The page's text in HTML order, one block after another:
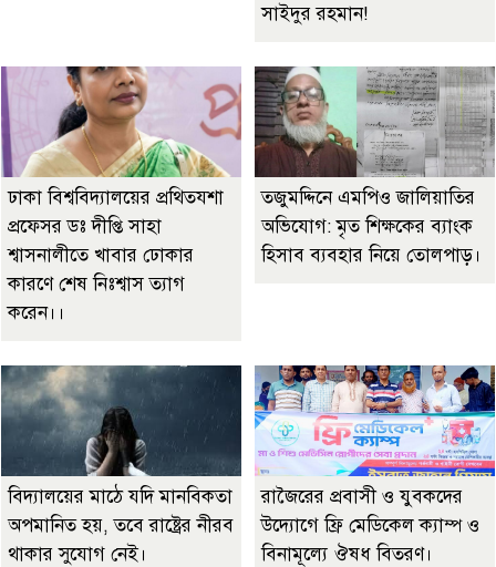
সাইদুর রহমান!
ঢাকা বিশ্ববিদ্যালয়ের প্রথিতযশা
প্রফেসর ডঃ দীপ্তি সাহা
শ্বাসনালীতে খাবার ঢোকার
কারণে শেষ নিঃশ্বাস ত্যাগ
করেন।।
তজুমদ্দিনে এমপিও জালিয়াতির
অভিযোগ: মৃত শিক্ষকের ব্যাংক
হিসাব ব্যবহার নিয়ে তোলপাড়।
বিদ্যালয়ের মাঠে যদি মানবিকতা
অপমানিত হয়, তবে রাষ্ট্রের নীরব
থাকার সুযোগ নেই।
রাজৈরের‌ প্রবাসী ও যুবকদের
উদ্যোগে ফ্রি মেডিকেল ক্যাম্প ও
বিনামূল্যে ঔষধ বিতরণ।